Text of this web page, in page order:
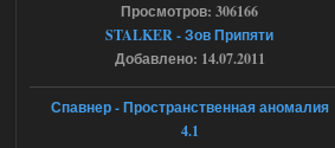
Доступно только для пользователей
04.08.2026
Просмотров: 306166
STALKER - Зов Припяти
Добавлено: 14.07.2011
Спавнер - Пространственная аномалия
4.1